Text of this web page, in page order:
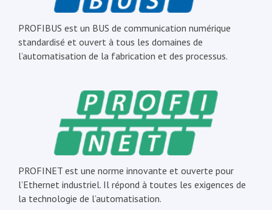
PROFIBUS est un BUS de communication numérique
standardisé et ouvert à tous les domaines de
l’automatisation de la fabrication et des processus.
PROFINET est une norme innovante et ouverte pour
l’Ethernet industriel. Il répond à toutes les exigences de
la technologie de l’automatisation.